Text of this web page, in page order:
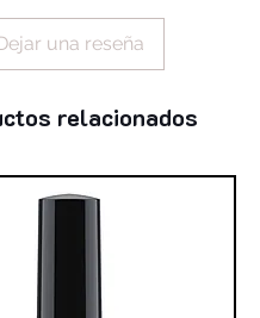
una reseña
relacionados